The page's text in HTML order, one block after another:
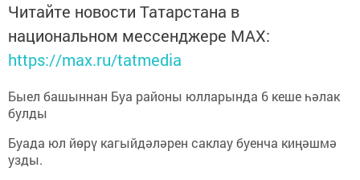
Читайте новости Татарстана в
национальном мессенджере MАХ:
https://max.ru/tatmedia
Быел башыннан Буа районы юлларында 6 кеше һәлак
булды
Буада юл йөрү кагыйдәләрен саклау буенча киңәшмә
узды.